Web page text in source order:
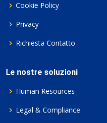
Cookie Policy
Privacy
Richiesta Contatto
Le nostre soluzioni
Human Resources
Legal & Compliance